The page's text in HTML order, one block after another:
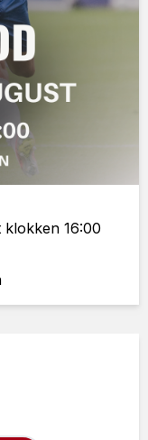
klokken 16:00